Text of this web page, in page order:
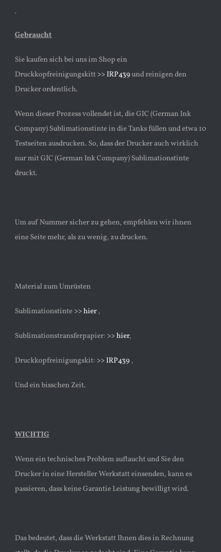
Gebraucht
Sie kaufen sich bei uns im Shop ein
Druckkopfreinigungskitt>> IRP439und reinigen den
Drucker ordentlich.
Wenn dieser Prozess vollendet ist, die GIC (German Ink
Company) Sublimationstinte in die Tanks füllen und etwa 10
Testseiten ausdrucken. So, dass der Drucker auch wirklich
nur mit GIC (German Ink Company) Sublimationstinte
druckt.
Um auf Nummer sicher zu gehen, empfehlen wir ihnen
eine Seite mehr, als zu wenig, zu drucken.
Material zum Umrüsten
Sublimationstinte>> hier,
Sublimationstransferpapier: >> hier,
Druckkopfreinigungskit: >> IRP439,
Und ein bisschen Zeit.
WICHTIG
Wenn ein technisches Problem auftaucht und Sie den
Drucker in eine Hersteller Werkstatt einsenden, kann es
passieren, dass keine Garantie Leistung bewilligt wird.
Das bedeutet, dass die Werkstatt Ihnen dies in Rechnung